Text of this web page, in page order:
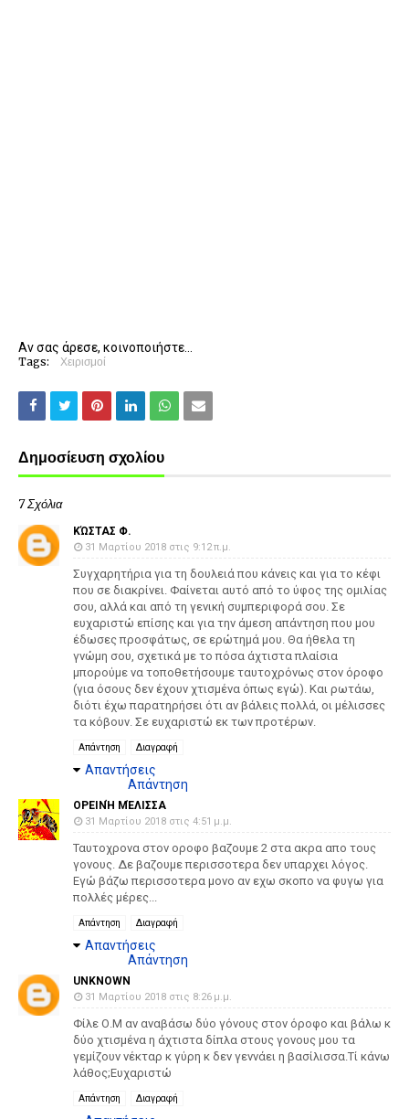
Αν σας άρεσε, κοινοποιήστε...
Tags: Χειρισμοί
Δημοσίευση σχολίου
7 Σχόλια
ΚΏΣΤΑΣ Φ.
31 Μαρτίου 2018 στις 9:12 π.μ.
Συγχαρητήρια για τη δουλειά που κάνεις και για το κέφι
που σε διακρίνει. Φαίνεται αυτό από το ύφος της ομιλίας
σου, αλλά και από τη γενική συμπεριφορά σου. Σε
ευχαριστώ επίσης και για την άμεση απάντηση που μου
έδωσες προσφάτως, σε ερώτημά μου. Θα ήθελα τη
γνώμη σου, σχετικά με το πόσα άχτιστα πλαίσια
μπορούμε να τοποθετήσουμε ταυτοχρόνως στον όροφο
(για όσους δεν έχουν χτισμένα όπως εγώ). Και ρωτάω,
διότι έχω παρατηρήσει ότι αν βάλεις πολλά, οι μέλισσες
τα κόβουν. Σε ευχαριστώ εκ των προτέρων.
Απάντηση Διαγραφή
Απαντήσεις
Απάντηση
ΟΡΕΙΝΉ ΜΈΛΙΣΣΑ
31 Μαρτίου 2018 στις 4:51 μ.μ.
Ταυτοχρονα στον οροφο βαζουμε 2 στα ακρα απο τους
γονους. Δε βαζουμε περισσοτερα δεν υπαρχει λόγος.
Εγώ βάζω περισσοτερα μονο αν εχω σκοπο να φυγω για
πολλές μέρες...
Απάντηση Διαγραφή
Απαντήσεις
Απάντηση
UNKNOWN
31 Μαρτίου 2018 στις 8:26 μ.μ.
Φίλε Ο.Μ αν αναβάσω δύο γόνους στον όροφο και βάλω κ
δύο χτισμένα η άχτιστα δίπλα στους γονους μου τα
γεμίζουν νέκταρ κ γύρη κ δεν γεννάει η βασίλισσα.Tί κάνω
λάθος;Ευχαριστώ
Απάντηση Διαγραφή